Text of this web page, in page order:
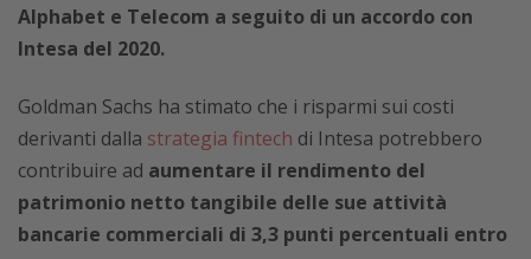
Alphabet e Telecom a seguito di un accordo con
Intesa del 2020.
Goldman Sachs ha stimato che i risparmi sui costi
derivanti dalla strategia fintech di Intesa potrebbero
contribuire ad aumentare il rendimento del
patrimonio netto tangibile delle sue attività
bancarie commerciali di 3,3 punti percentuali entro